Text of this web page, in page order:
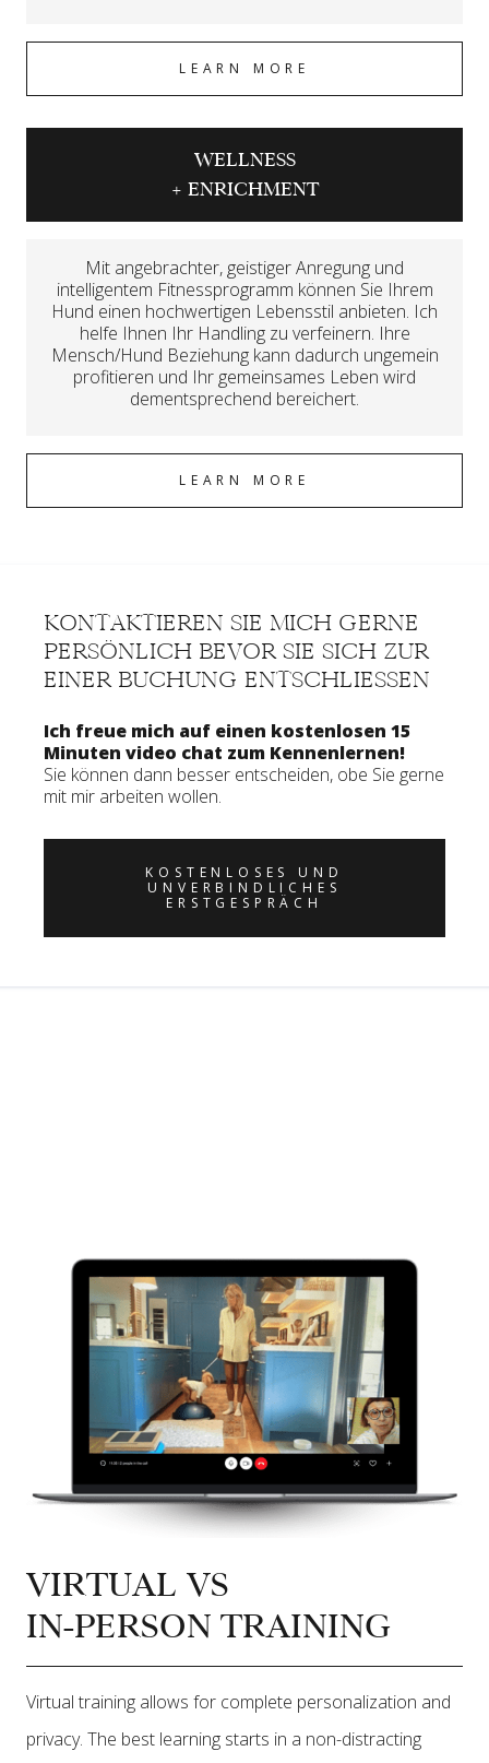
LEARN MORE
WELLNESS
+ ENRICHMENT
Mit angebrachter, geistiger Anregung und
intelligentem Fitnessprogramm können Sie Ihrem
Hund einen hochwertigen Lebensstil anbieten. Ich
helfe Ihnen Ihr Handling zu verfeinern. Ihre
Mensch/Hund Beziehung kann dadurch ungemein
profitieren und Ihr gemeinsames Leben wird
dementsprechend bereichert.
LEARN MORE
KONTAKTIEREN SIE MICH GERNE
PERSÖNLICH BEVOR SIE SICH ZUR
EINER BUCHUNG ENTSCHLIESSEN
Ich freue mich auf einen kostenlosen 15
Minuten video chat zum Kennenlernen!
Sie können dann besser entscheiden, obe Sie gerne
mit mir arbeiten wollen.
KOSTENLOSES UND
UNVERBINDLICHES
ERSTGESPRÄCH
VIRTUAL VS
IN-PERSON TRAINING
Virtual training allows for complete personalization and
privacy. The best learning starts in a non-distracting